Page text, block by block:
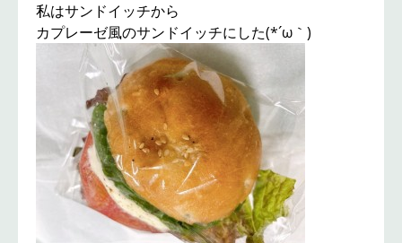
私はサンドイッチから
カプレーゼ風のサンドイッチにした(*´ω｀)